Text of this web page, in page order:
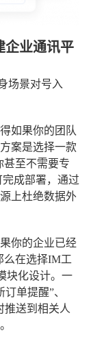
企业通讯平
场景对号入
如果你的团队
案是选择一款
至不需要专
成部署，通过
上杜绝数据外
你的企业已经
么在选择IM工
块化设计。一
单提醒”、
推送到相关人